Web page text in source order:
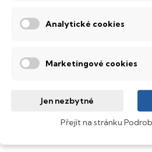
s obnovovací frekvencí
nádherné barvy, ostře čistý
obraz z jakéhokoliv úhlu
technologie IPS
krystaly disponují zcela
široké pozorovací úhly (téměr
Core™ i7
a rychlý procesor, který
Analytické cookies
Marketingové cookies
Jen nezbytné
Přejít na stránku